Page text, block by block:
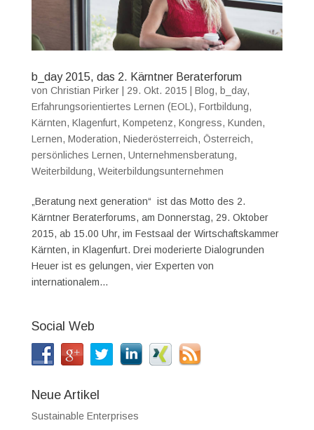
b_day 2015, das 2. Kärntner Beraterforum
von Christian Pirker| 29. Okt. 2015 Blog, b_day,
Erfahrungsorientiertes Lernen (EOL), Fortbildung,
Kärnten, Klagenfurt, Kompetenz, Kongress, Kunden,
Lernen, Moderation, Niederösterreich, Österreich,
persönliches Lernen, Unternehmensberatung,
Weiterbildung, Weiterbildungsunternehmen
„Beratung next generation“ ist das Motto des 2.
Kärntner Beraterforums, am Donnerstag, 29. Oktober
2015, ab 15.00 Uhr, im Festsaal der Wirtschaftskammer
Kärnten, in Klagenfurt. Drei moderierte Dialogrunden
Heuer ist es gelungen, vier Experten von
internationalem...
Social Web
Neue Artikel
Sustainable Enterprises